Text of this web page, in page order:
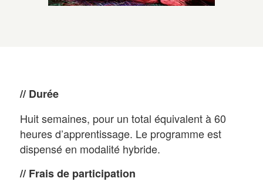
// Durée
Huit semaines, pour un total équivalent à 60
heures d’apprentissage. Le programme est
dispensé en modalité hybride.
// Frais de participation